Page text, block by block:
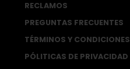
RECLAMOS
PREGUNTAS FRECUENTES
TÉRMINOS Y CONDICIONES
PÓLITICAS DE PRIVACIDAD